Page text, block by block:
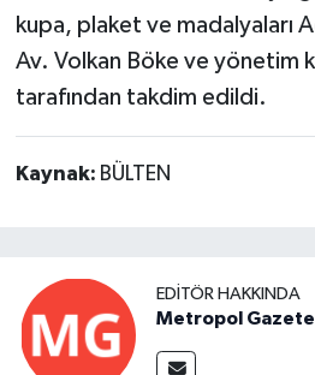
kupa, plaket ve madalyaları
Av. Volkan Böke ve yönetim
tarafından takdim edildi.
Kaynak: BÜLTEN
EDITÖR HAKKINDA
Metropol